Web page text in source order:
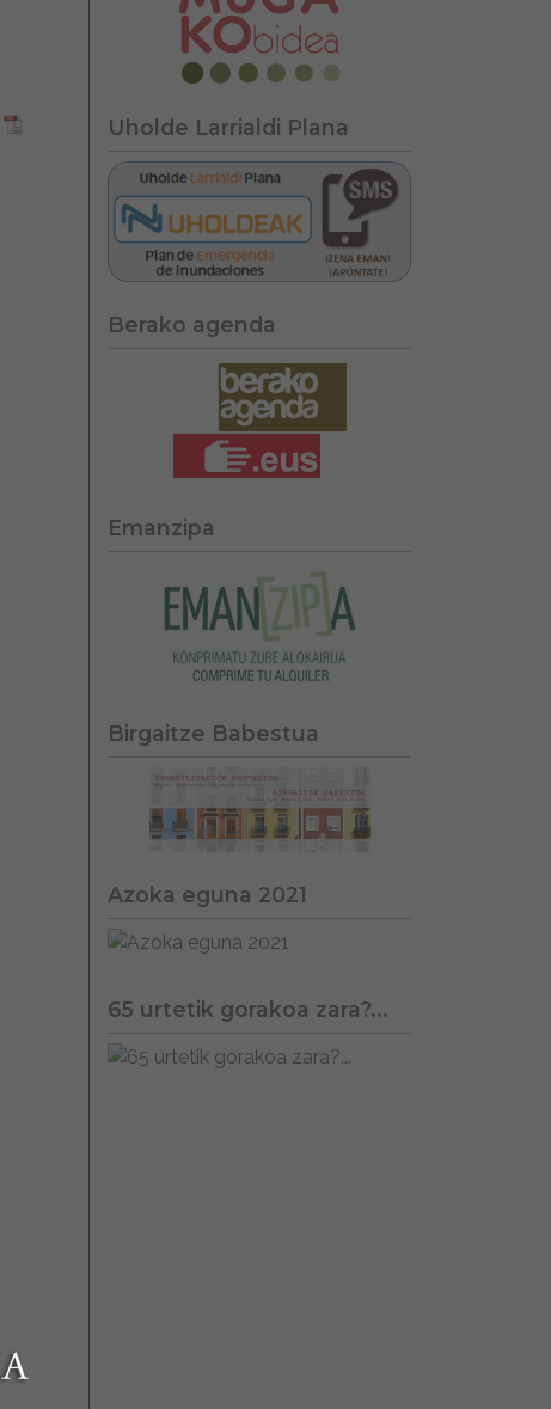
Uholde Larrialdi Plana
Berako agenda
Emanzipa
Birgaitze Babestua
Azoka eguna 2021
65 urtetik gorakoa zara?...